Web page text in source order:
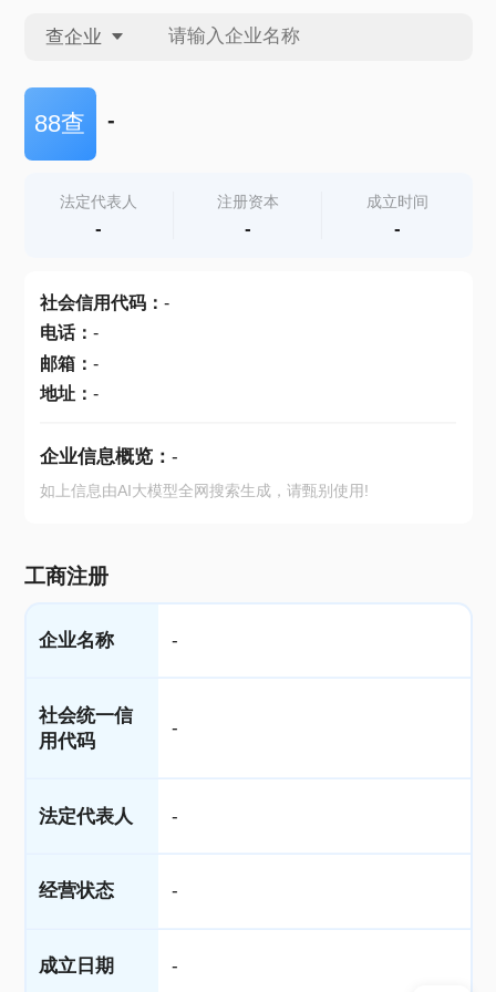
查企业
查企业
查产地
88查 -
法定代表人
-
注册资本
-
成立时间
-
社会信用代码： -
电话： -
邮箱： -
地址： -
企业信息概览： -
如上信息由AI大模型全网搜索生成，请甄别使用!
工商注册
企业名称 -
社会统一信
用代码
-
法定代表人 -
经营状态 -
成立日期 -